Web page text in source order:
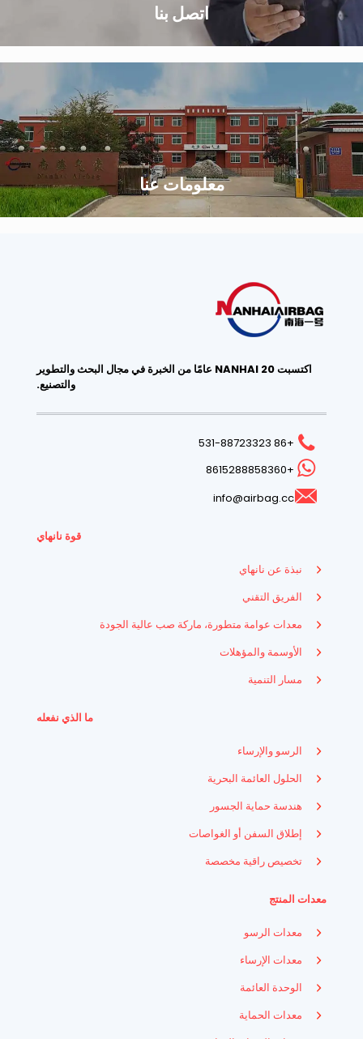
اتصل بنا
معلومات عنا
اكتسبت NANHAI 20 عامًا من الخبرة في مجال البحث والتطوير
والتصنيع.
+86 531-88723323
+8615288858360
info@airbag.cc
قوة نانهاي
نبذة عن نانهاي
الفريق التقني
معدات عوامة متطورة، ماركة صب عالية الجودة
الأوسمة والمؤهلات
مسار التنمية
ما الذي نفعله
الرسو والإرساء
الحلول العائمة البحرية
هندسة حماية الجسور
إطلاق السفن أو الغواصات
تخصيص راقية مخصصة
معدات المنتج
معدات الرسو
معدات الإرساء
الوحدة العائمة
معدات الحماية